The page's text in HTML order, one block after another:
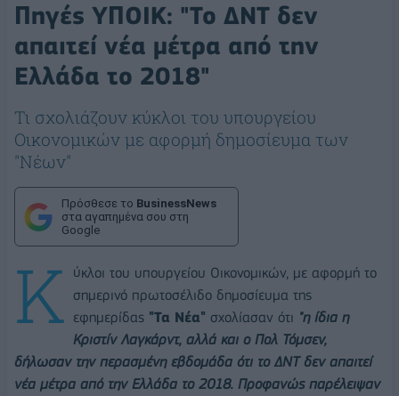
Πηγές ΥΠΟΙΚ: "Το ΔΝΤ δεν
απαιτεί νέα μέτρα από την
Ελλάδα το 2018"
Τι σχολιάζουν κύκλοι του υπουργείου
Οικονομικών με αφορμή δημοσίευμα των
"Νέων"
Πρόσθεσε το BusinessNews
στα αγαπημένα σου στη
Google
K ύκλοι του υπουργείου Οικονομικών, με αφορμή το
σημερινό πρωτοσέλιδο δημοσίευμα της
εφημερίδας "Τα Νέα" σχολίασαν ότι "η ίδια η
Κριστίν Λαγκάρντ, αλλά και ο Πολ Τόμσεν,
δήλωσαν την περασμένη εβδομάδα ότι το ΔΝΤ δεν απαιτεί
νέα μέτρα από την Ελλάδα το 2018. Προφανώς παρέλειψαν